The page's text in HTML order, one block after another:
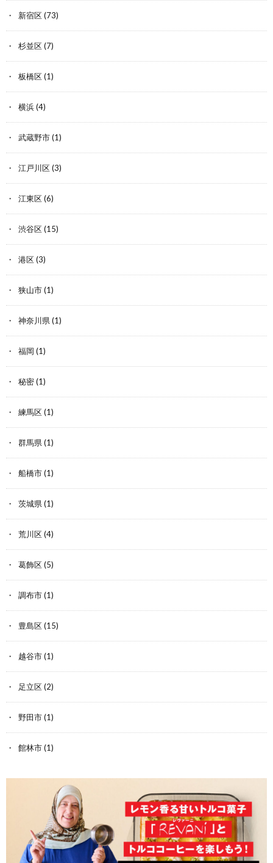
新宿区(73)
杉並区(7)
板橋区(1)
横浜(4)
武蔵野市(1)
江戸川区(3)
江東区(6)
渋谷区(15)
港区(3)
狭山市(1)
神奈川県(1)
福岡 (1)
秘密(1)
練馬区(1)
群馬県(1)
船橋市(1)
茨城県(1)
荒川区(4)
葛飾区(5)
調布市(1)
豊島区(15)
越谷市(1)
足立区(2)
野田市(1)
館林市(1)